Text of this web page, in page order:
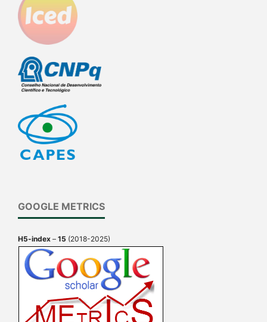
GOOGLE METRICS
H5-index – 15 (2018-2025)